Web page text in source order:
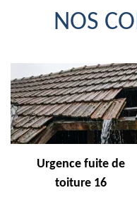
NOS
Urgence fuite de
toiture 16